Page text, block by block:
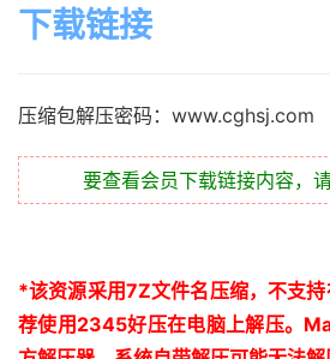
下载链接
压缩包解压密码：www.cghsj.com
要查看会员下载链接内容，
*该资源采用7Z文件名压缩，不支
荐使用2345好压在电脑上解压。